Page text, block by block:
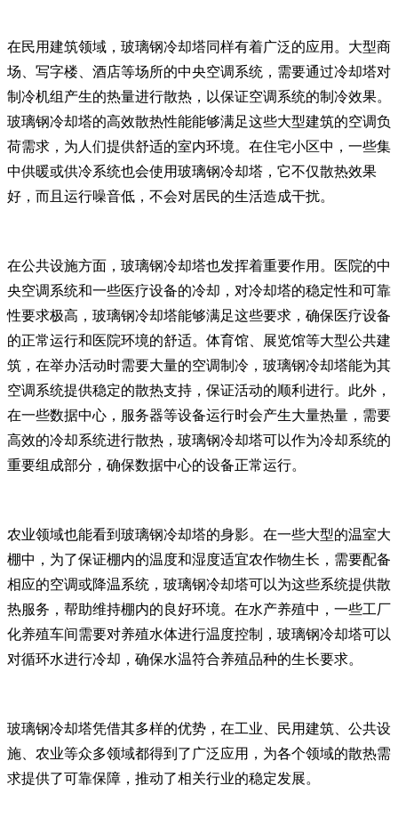
在民用建筑领域，玻璃钢冷却塔同样有着广泛的应用。大型商
场、写字楼、酒店等场所的中央空调系统，需要通过冷却塔对
制冷机组产生的热量进行散热，以保证空调系统的制冷效果。
玻璃钢冷却塔的高效散热性能能够满足这些大型建筑的空调负
荷需求，为人们提供舒适的室内环境。在住宅小区中，一些集
中供暖或供冷系统也会使用玻璃钢冷却塔，它不仅散热效果
好，而且运行噪音低，不会对居民的生活造成干扰。
在公共设施方面，玻璃钢冷却塔也发挥着重要作用。医院的中
央空调系统和一些医疗设备的冷却，对冷却塔的稳定性和可靠
性要求极高，玻璃钢冷却塔能够满足这些要求，确保医疗设备
的正常运行和医院环境的舒适。体育馆、展览馆等大型公共建
筑，在举办活动时需要大量的空调制冷，玻璃钢冷却塔能为其
空调系统提供稳定的散热支持，保证活动的顺利进行。此外，
在一些数据中心，服务器等设备运行时会产生大量热量，需要
高效的冷却系统进行散热，玻璃钢冷却塔可以作为冷却系统的
重要组成部分，确保数据中心的设备正常运行。
农业领域也能看到玻璃钢冷却塔的身影。在一些大型的温室大
棚中，为了保证棚内的温度和湿度适宜农作物生长，需要配备
相应的空调或降温系统，玻璃钢冷却塔可以为这些系统提供散
热服务，帮助维持棚内的良好环境。在水产养殖中，一些工厂
化养殖车间需要对养殖水体进行温度控制，玻璃钢冷却塔可以
对循环水进行冷却，确保水温符合养殖品种的生长要求。
玻璃钢冷却塔凭借其多样的优势，在工业、民用建筑、公共设
施、农业等众多领域都得到了广泛应用，为各个领域的散热需
求提供了可靠保障，推动了相关行业的稳定发展。